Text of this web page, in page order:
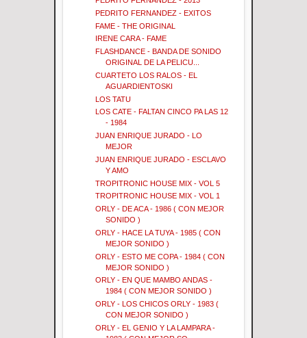
PEDRITO FERNANDEZ - EXITOS
FAME - THE ORIGINAL
IRENE CARA - FAME
FLASHDANCE - BANDA DE SONIDO
ORIGINAL DE LA PELICU...
CUARTETO LOS RALOS - EL
AGUARDIENTOSKI
LOS TATU
LOS CATE - FALTAN CINCO PA LAS 12
- 1984
JUAN ENRIQUE JURADO - LO
MEJOR
JUAN ENRIQUE JURADO - ESCLAVO
Y AMO
TROPITRONIC HOUSE MIX - VOL 5
TROPITRONIC HOUSE MIX - VOL 1
ORLY - DE ACA - 1986 ( CON MEJOR
SONIDO )
ORLY - HACE LA TUYA - 1985 ( CON
MEJOR SONIDO )
ORLY - ESTO ME COPA - 1984 ( CON
MEJOR SONIDO )
ORLY - EN QUE MAMBO ANDAS -
1984 ( CON MEJOR SONIDO )
ORLY - LOS CHICOS ORLY - 1983 (
CON MEJOR SONIDO )
ORLY - EL GENIO Y LA LAMPARA -